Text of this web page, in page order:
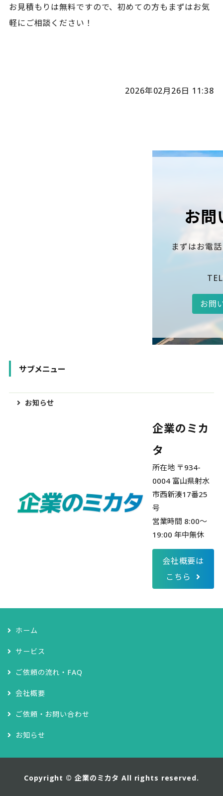
お見積もりは無料ですので、初めての方もまずはお気
軽にご相談ください！
2026年02月26日 11:38
お問
まずはお電
お問
サブメニュー
お知らせ
企業のミカ
タ
所在地 〒934-
0004 富山県射水
市西新湊17番25
号
営業時間 8:00～
19:00 年中無休
会社概要は
こちら
ホーム
サービス
ご依頼の流れ・FAQ
会社概要
ご依頼・お問い合わせ
お知らせ
Copyright © 企業のミカタ All rights reserved.